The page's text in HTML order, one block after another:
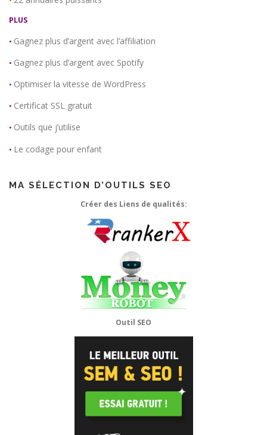
PLUS
• Gagnez plus d’argent avec l’affiliation
• Gagnez plus d’argent avec Spotify
• Optimiser la vitesse de WordPress
• Certificat SSL gratuit
• Outils que j’utilise
• Le codage pour enfant
MA SÉLECTION D’OUTILS SEO
Créer des Liens de qualités:
Outil SEO